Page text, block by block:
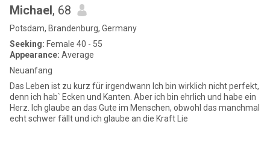
Michael, 68
Potsdam, Brandenburg, Germany
Seeking: Female 40 - 55
Appearance: Average
Neuanfang
Das Leben ist zu kurz für irgendwann Ich bin wirklich nicht perfekt,
denn ich hab` Ecken und Kanten. Aber ich bin ehrlich und habe ein
Herz. Ich glaube an das Gute im Menschen, obwohl das manchmal
echt schwer fällt und ich glaube an die Kraft Lie